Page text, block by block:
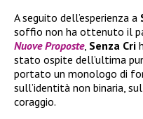
A seguito dell’esperienza a
soffio non ha ottenuto il
Nuove Proposte, Senza Cri
stato ospite dell’ultima
portato un monologo di
sull’identità non binaria,
coraggio.